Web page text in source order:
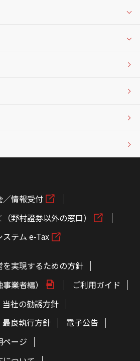
／情報受付
野村證券以外の窓口）
テム e-Tax
実現するための方針
業者編）
ご利用ガイド
当社の勧誘方針
最良執行方針
電子公告
ページ